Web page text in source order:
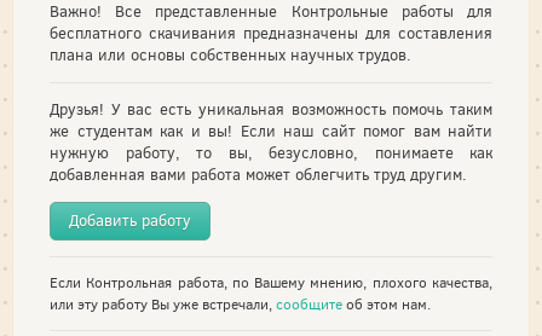
Важно! Все представленные Контрольные работы для
бесплатного скачивания предназначены для составления
плана или основы собственных научных трудов.
Друзья! У вас есть уникальная возможность помочь таким
же студентам как и вы! Если наш сайт помог вам найти
нужную работу, то вы, безусловно, понимаете как
добавленная вами работа может облегчить труд другим.
Добавить работу
Если Контрольная работа, по Вашему мнению, плохого качества,
или эту работу Вы уже встречали,сообщитеоб этом нам.